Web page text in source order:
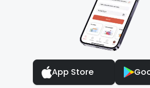
App Store